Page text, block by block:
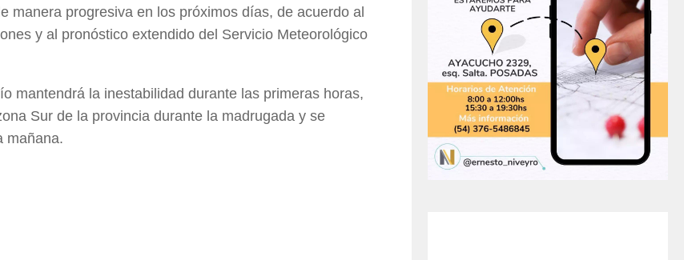
manera progresiva en los próximos días, de acuerdo al
y al pronóstico extendido del Servicio Meteorológico
mantendrá la inestabilidad durante las primeras horas,
Sur de la provincia durante la madrugada y se
mañana.